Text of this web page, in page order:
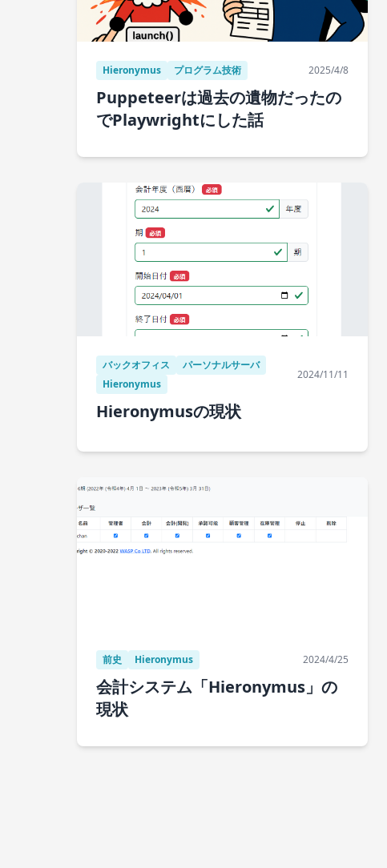
Hieronymus プログラム技術 2025/4/8
Puppeteerは過去の遺物だったの
でPlaywrightにした話
バックオフィス
パーソナルサーバ
Hieronymus
2024/11/11
Hieronymusの現状
前史 Hieronymus 2024/4/25
会計システム「Hieronymus」の
現状